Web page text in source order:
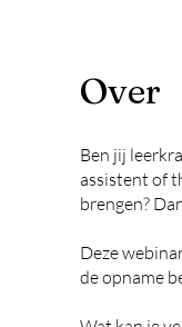
Over
Ben jij
assistent of
brengen?
Deze
de opname